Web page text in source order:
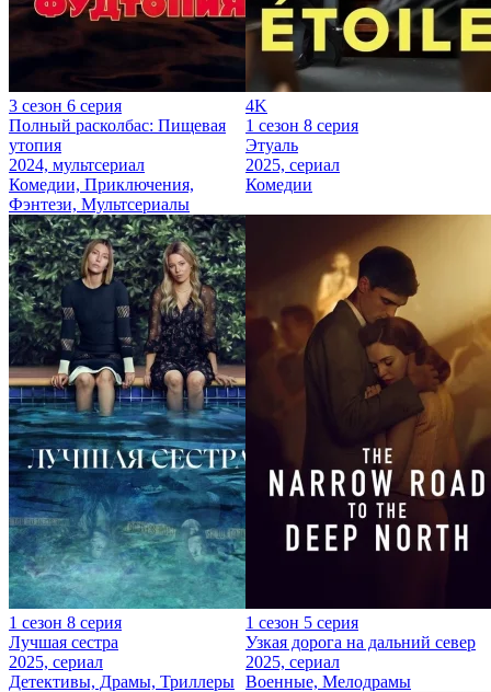
3 сезон 6 серия
Полный расколбас: Пищевая
утопия
2024, мультсериал
Комедии, Приключения,
Фэнтези, Мультсериалы
4K
1 сезон 8 серия
Этуаль
2025, сериал
Комедии
1 сезон 8 серия
Лучшая сестра
2025, сериал
Детективы, Драмы, Триллеры
1 сезон 5 серия
Узкая дорога на дальний север
2025, сериал
Военные, Мелодрамы